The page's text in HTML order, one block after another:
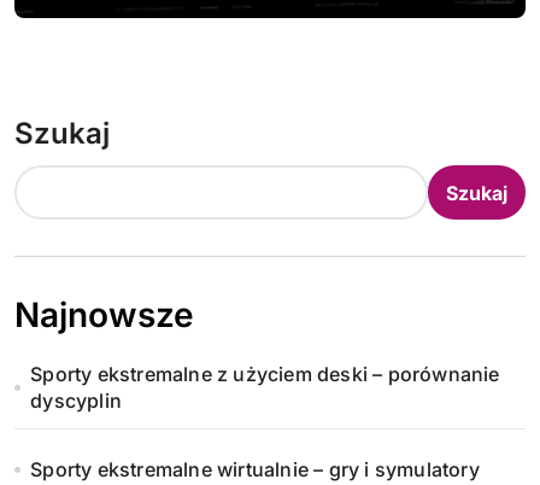
Szukaj
Szukaj
Najnowsze
Sporty ekstremalne z użyciem deski – porównanie
dyscyplin
Sporty ekstremalne wirtualnie – gry i symulatory